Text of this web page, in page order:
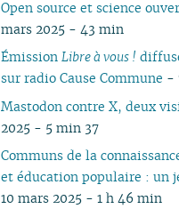
03
02
01
02
01
02
01
03
02
01
03
02
01
03
02
02
Open source et science
mars 2025 - 43 min
ÉmissionLibre à vous !
sur radio Cause Commune -
Mastodon contre X, deux
2025 - 5 min 37
Communs de la
et éducation populaire : un
10 mars 2025 - 1 h 46 min